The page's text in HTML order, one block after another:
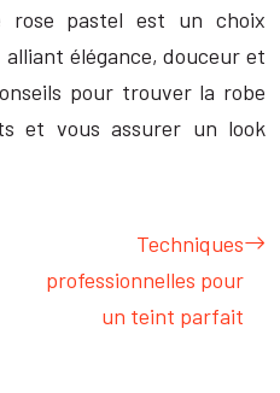
rose pastel est un choix
élégance, douceur et
pour trouver la robe
et vous assurer un look
Techniques
professionnelles pour
un teint parfait